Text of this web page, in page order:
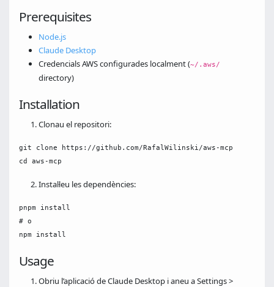
Prerequisites
Node.js
Claude Desktop
Credencials AWS configurades localment (~/.aws/
directory)
Installation
Clonau el repositori:
git clone https://github.com/RafalWilinski/aws-mcp
Instal·leu les dependències:
pnpm install
# o
Usage
Obriu l’aplicació de Claude Desktop i aneu a Settings >